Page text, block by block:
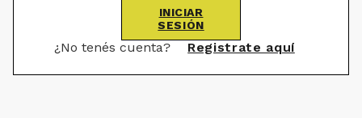
INICIAR
SESIÓN
¿No tenés cuenta? Registrate aquí